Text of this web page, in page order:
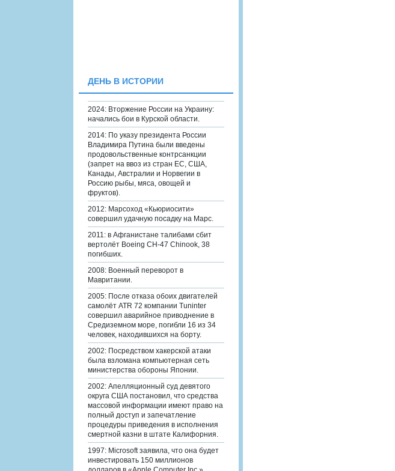
ДЕНЬ В ИСТОРИИ
2024: Вторжение России на Украину:
начались бои в Курской области.
2014: По указу президента России
Владимира Путина были введены
продовольственные контрсанкции
(запрет на ввоз из стран ЕС, США,
Канады, Австралии и Норвегии в
Россию рыбы, мяса, овощей и
фруктов).
2012: Марсоход «Кьюриосити»
совершил удачную посадку на Марс.
2011: в Афганистане талибами сбит
вертолёт Boeing CH-47 Chinook, 38
погибших.
2008: Военный переворот в
Мавритании.
2005: После отказа обоих двигателей
самолёт ATR 72 компании Tuninter
совершил аварийное приводнение в
Средиземном море, погибли 16 из 34
человек, находившихся на борту.
2002: Посредством хакерской атаки
была взломана компьютерная сеть
министерства обороны Японии.
2002: Апелляционный суд девятого
округа США постановил, что средства
массовой информации имеют право на
полный доступ и запечатление
процедуры приведения в исполнения
смертной казни в штате Калифорния.
1997: Microsoft заявила, что она будет
инвестировать 150 миллионов